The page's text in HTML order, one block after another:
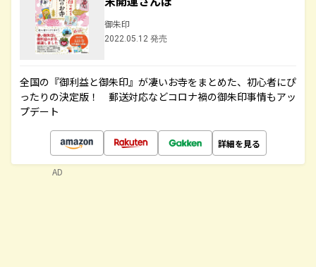
御朱印
2022.05.12 発売
全国の『御利益と御朱印』が凄いお寺をまとめた、初心者にぴ
ったりの決定版！ 郵送対応などコロナ禍の御朱印事情もアッ
プデート
詳細を見る
AD